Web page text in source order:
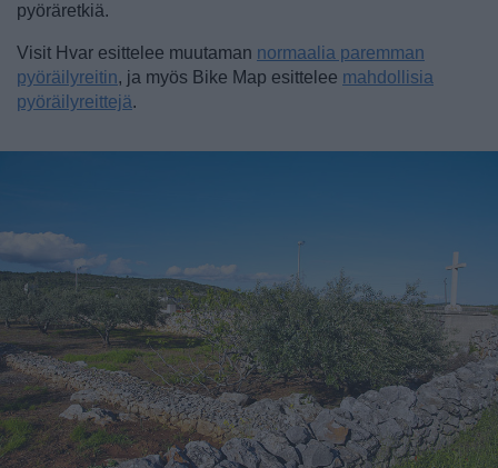
pyöräretkiä.
Visit Hvar esittelee muutaman normaalia paremman
pyöräilyreitin, ja myös Bike Map esittelee mahdollisia
pyöräilyreittejä.